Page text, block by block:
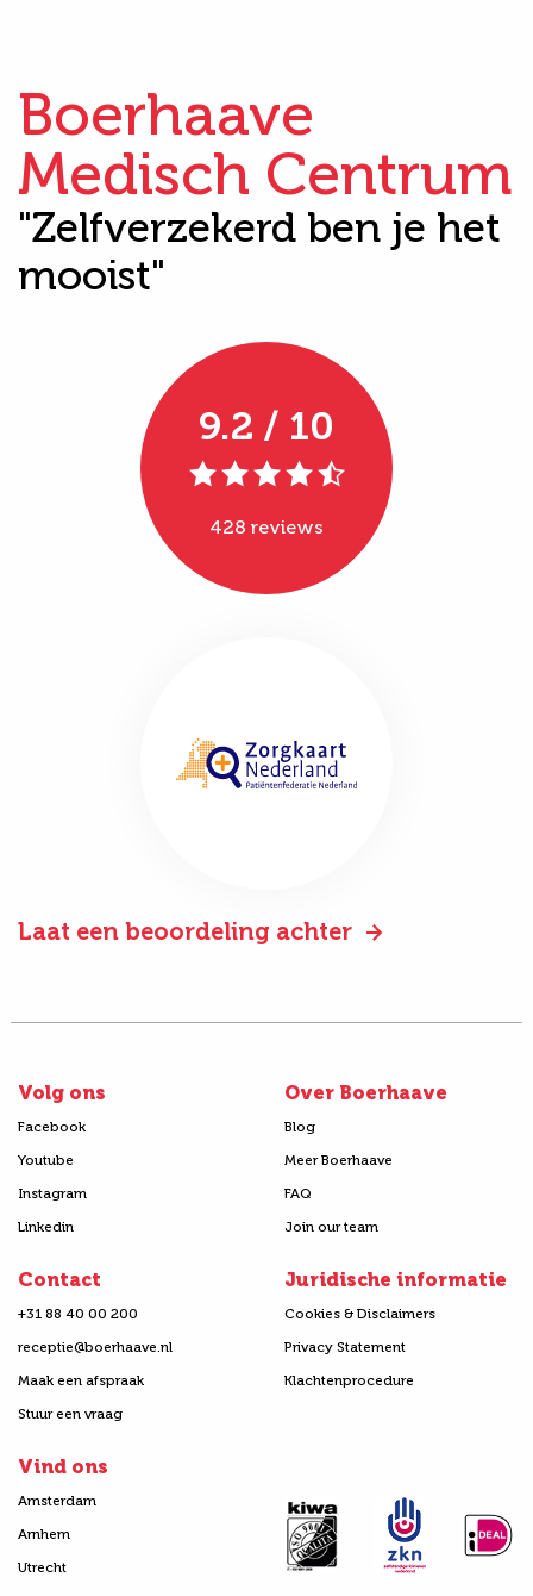
Boerhaave
Medisch Centrum
"Zelfverzekerd ben je het
mooist"
9.2 / 10
428 reviews
Laat een beoordeling achter
Volg ons
Facebook
Youtube
Instagram
Linkedin
Over Boerhaave
Blog
Meer Boerhaave
FAQ
Join our team
Contact
+31 88 40 00 200
receptie@boerhaave.nl
Maak een afspraak
Stuur een vraag
Juridische informatie
Cookies & Disclaimers
Privacy Statement
Klachtenprocedure
Vind ons
Amsterdam
Arnhem
Utrecht